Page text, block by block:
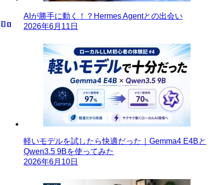
AIが勝手に動く！？Hermes Agentとの出会い
2026年6月11日
軽いモデルを試したら快適だった｜Gemma4 E4Bと
Qwen3.5 9Bを使ってみた
2026年6月10日